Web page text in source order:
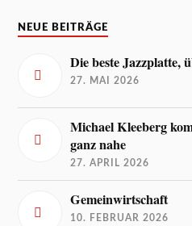
NEUE BEITRÄGE
Die beste Jazzplatte,
27. MAI 2026
Michael Kleeberg
ganz nahe
27. APRIL 2026
Gemeinwirtschaft
10. FEBRUAR 2026